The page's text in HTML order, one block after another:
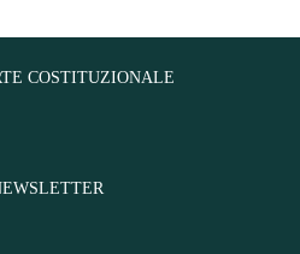
COSTITUZIONALE